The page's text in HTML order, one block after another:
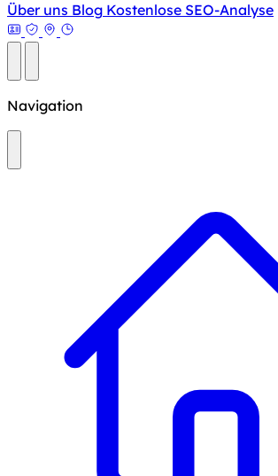
Über uns Blog Kostenlose SEO-Analyse
Navigation